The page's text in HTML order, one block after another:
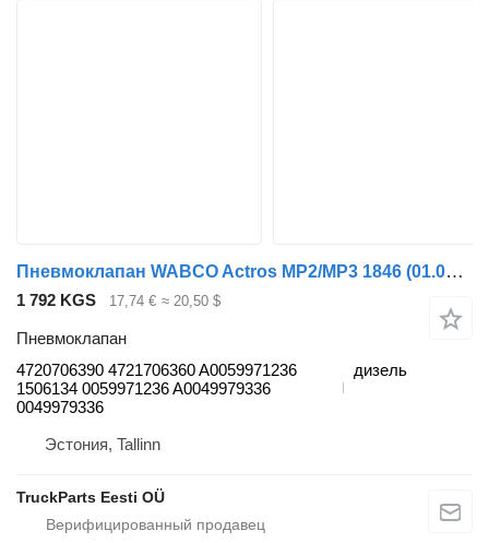
Пневмоклапан WABCO Actros MP2/MP3 1846 (01.02-) 4720706390 для грузовика Mercedes-Benz Actros, Axor MP1, MP2, MP3 (1996-2014)
1 792 KGS 17,74 € ≈ 20,50 $
Пневмоклапан
4720706390 4721706360 A0059971236
1506134 0059971236 A0049979336
0049979336
дизель
Эстония, Tallinn
TruckParts Eesti OÜ